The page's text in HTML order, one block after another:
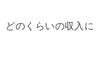
どのくらいの収入に